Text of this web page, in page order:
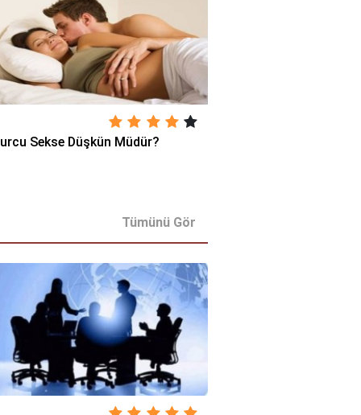
Sekse Düşkün Müdür?
Tümünü Gör